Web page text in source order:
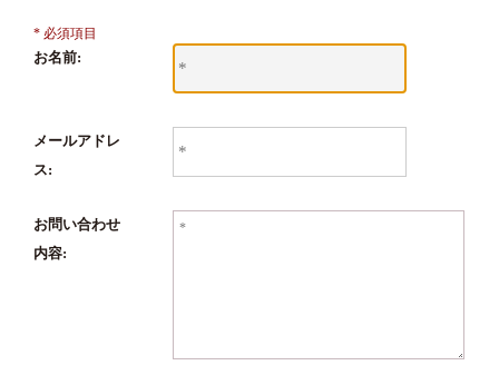
* 必須項目
お名前:
メールアドレ
ス:
お問い合わせ
内容: